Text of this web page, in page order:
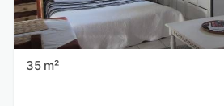
35 m²